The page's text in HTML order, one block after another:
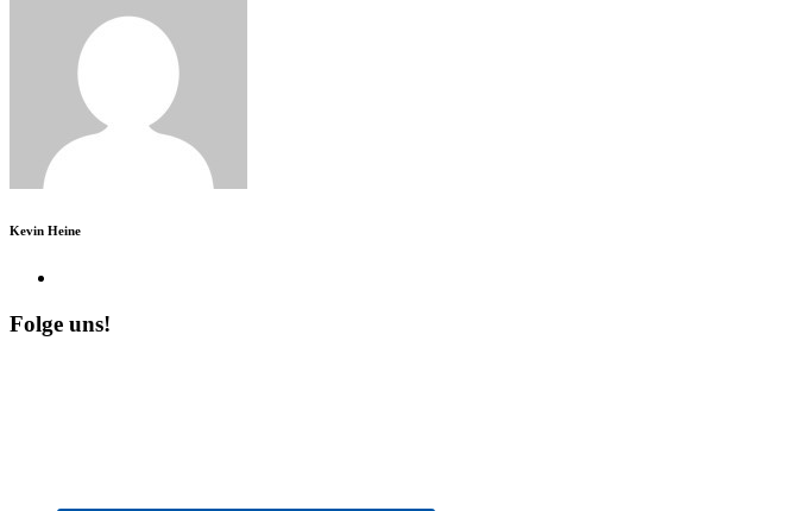
Kevin Heine
Folge uns!